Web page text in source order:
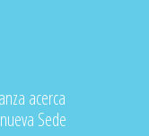
acerca
Sede